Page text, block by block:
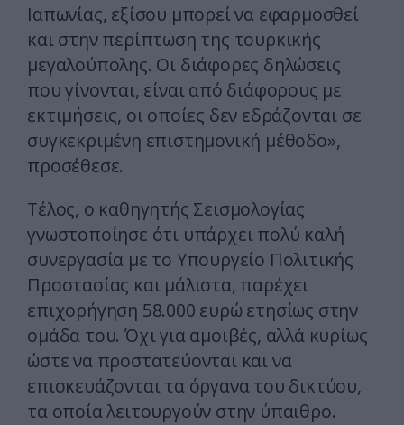
Ιαπωνίας, εξίσου μπορεί να εφαρμοσθεί
και στην περίπτωση της τουρκικής
μεγαλούπολης. Οι διάφορες δηλώσεις
που γίνονται, είναι από διάφορους με
εκτιμήσεις, οι οποίες δεν εδράζονται σε
συγκεκριμένη επιστημονική μέθοδο»,
προσέθεσε.
Τέλος, ο καθηγητής Σεισμολογίας
γνωστοποίησε ότι υπάρχει πολύ καλή
συνεργασία με το Υπουργείο Πολιτικής
Προστασίας και μάλιστα, παρέχει
επιχορήγηση 58.000 ευρώ ετησίως στην
ομάδα του. Όχι για αμοιβές, αλλά κυρίως
ώστε να προστατεύονται και να
επισκευάζονται τα όργανα του δικτύου,
τα οποία λειτουργούν στην ύπαιθρο.